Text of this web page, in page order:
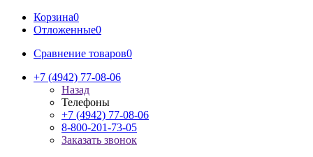
Корзина0
Отложенные0
Сравнение товаров0
+7 (4942) 77-08-06
Назад
Телефоны
+7 (4942) 77-08-06
8-800-201-73-05
Заказать звонок